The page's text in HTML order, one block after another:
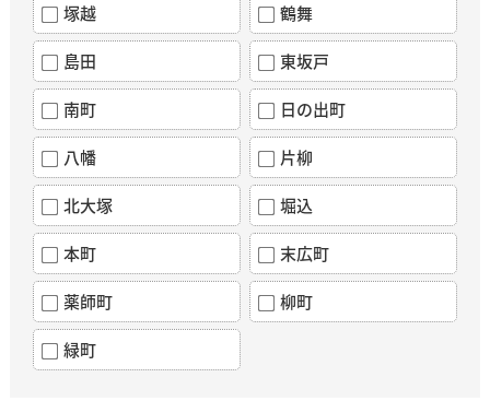
塚越 鶴舞
島田 東坂戸
南町 日の出町
八幡 片柳
北大塚 堀込
本町 末広町
薬師町 柳町
緑町